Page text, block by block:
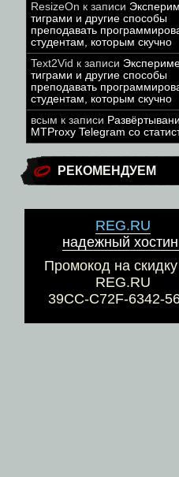
ResizeOn к записи
тиграми и другие способы
преподавать
студентам, которым скучно
Text2Vid к записи
тиграми и другие способы
преподавать
студентам, которым скучно
всым к записи
MTProxy Telegram со
РЕКОМЕНДУЕМ
REG.RU
надежный
Промокод на
REG.RU
39CC-C72F-6342-